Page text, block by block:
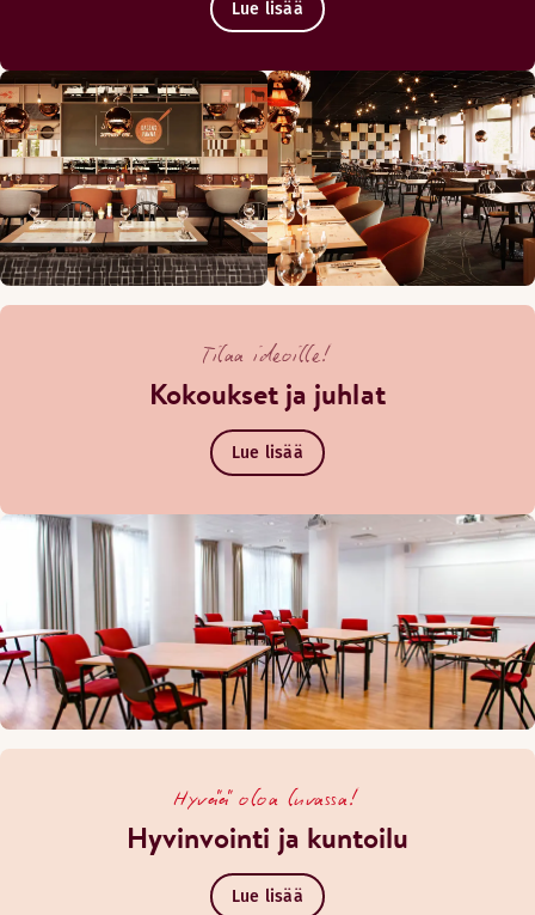
Lue lisää
Tilaa ideoille!
Kokoukset ja juhlat
Lue lisää
Hyvää oloa luvassa!
Hyvinvointi ja kuntoilu
Lue lisää